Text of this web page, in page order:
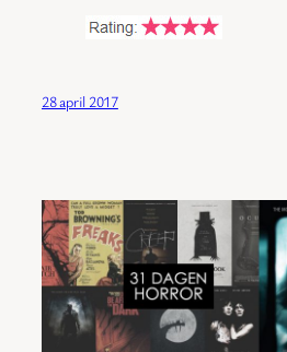
28 april 2017